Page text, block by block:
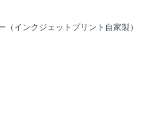
インクジェットプリント自家製）